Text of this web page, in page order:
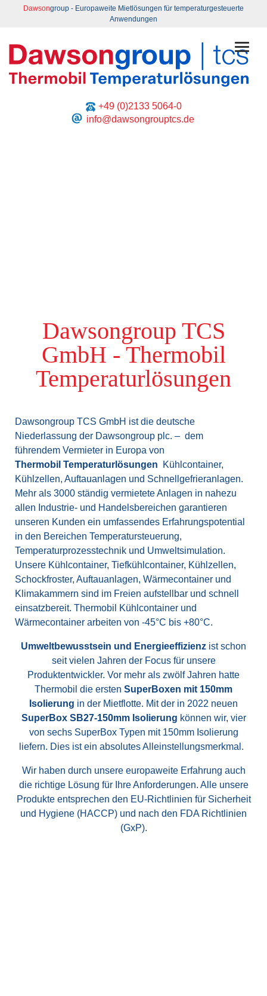
Dawsongroup - Europaweite Mietlösungen für temperaturgesteuerte
Anwendungen
+49 (0)2133 5064-0
info@dawsongrouptcs.de
Dawsongroup TCS
GmbH - Thermobil
Temperaturlösungen
Dawsongroup TCS GmbH ist die deutsche
Niederlassung der Dawsongroup plc. – dem
führendem Vermieter in Europa von
Thermobil Temperaturlösungen
Kühlcontainer,
Kühlzellen, Auftauanlagen und Schnellgefrieranlagen.
Mehr als 3000 ständig vermietete Anlagen in nahezu
allen Industrie- und Handelsbereichen garantieren
unseren Kunden ein umfassendes Erfahrungspotential
in den Bereichen Temperatursteuerung,
Temperaturprozesstechnik und Umweltsimulation.
Unsere Kühlcontainer, Tiefkühlcontainer, Kühlzellen,
Schockfroster, Auftauanlagen, Wärmecontainer und
Klimakammern sind im Freien aufstellbar und schnell
einsatzbereit. Thermobil Kühlcontainer und
Wärmecontainer arbeiten von -45°C bis +80°C.
Umweltbewusstsein und Energieeffizienz ist schon
seit vielen Jahren der Focus für unsere
Produktentwickler. Vor mehr als zwölf Jahren hatte
Thermobil die ersten SuperBoxen mit 150mm
Isolierung in der Mietflotte. Mit der in 2022 neuen
SuperBox SB27-150mm Isolierung können wir, vier
von sechs SuperBox Typen mit 150mm Isolierung
liefern. Dies ist ein absolutes Alleinstellungsmerkmal.
Wir haben durch unsere europaweite Erfahrung auch
die richtige Lösung für Ihre Anforderungen. Alle unsere
Produkte entsprechen den EU-Richtlinien für Sicherheit
und Hygiene (HACCP) und nach den FDA Richtlinien
(GxP).